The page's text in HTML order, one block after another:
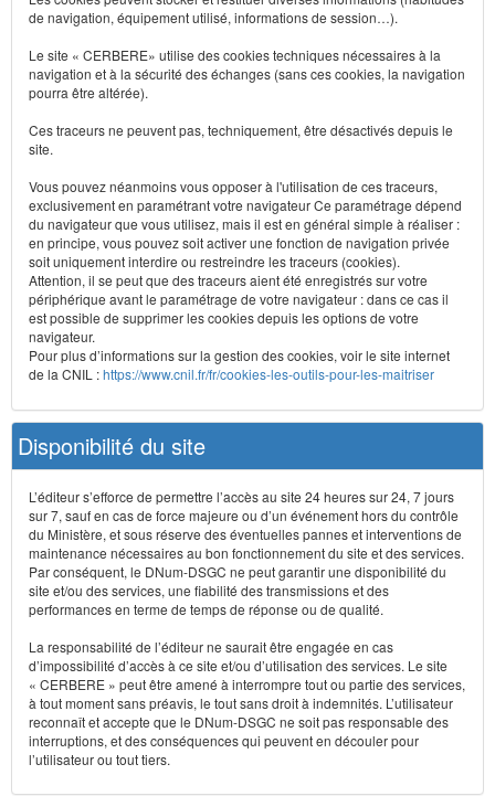
de navigation, équipement utilisé, informations de session…).
Le site « CERBERE» utilise des cookies techniques nécessaires à la
navigation et à la sécurité des échanges (sans ces cookies, la navigation
pourra être altérée).
Ces traceurs ne peuvent pas, techniquement, être désactivés depuis le
site.
Vous pouvez néanmoins vous opposer à l'utilisation de ces traceurs,
exclusivement en paramétrant votre navigateur Ce paramétrage dépend
du navigateur que vous utilisez, mais il est en général simple à réaliser :
en principe, vous pouvez soit activer une fonction de navigation privée
soit uniquement interdire ou restreindre les traceurs (cookies).
Attention, il se peut que des traceurs aient été enregistrés sur votre
périphérique avant le paramétrage de votre navigateur : dans ce cas il
est possible de supprimer les cookies depuis les options de votre
navigateur.
Pour plus d’informations sur la gestion des cookies, voir le site internet
de la CNIL :https://www.cnil.fr/fr/cookies-les-outils-pour-les-maitriser
Disponibilité du site
L’éditeur s’efforce de permettre l’accès au site 24 heures sur 24, 7 jours
sur 7, sauf en cas de force majeure ou d’un événement hors du contrôle
du Ministère, et sous réserve des éventuelles pannes et interventions de
maintenance nécessaires au bon fonctionnement du site et des services.
Par conséquent, le DNum-DSGC ne peut garantir une disponibilité du
site et/ou des services, une fiabilité des transmissions et des
performances en terme de temps de réponse ou de qualité.
La responsabilité de l’éditeur ne saurait être engagée en cas
d’impossibilité d’accès à ce site et/ou d’utilisation des services. Le site
« CERBERE » peut être amené à interrompre tout ou partie des services,
à tout moment sans préavis, le tout sans droit à indemnités. L’utilisateur
reconnaît et accepte que le DNum-DSGC ne soit pas responsable des
interruptions, et des conséquences qui peuvent en découler pour
l’utilisateur ou tout tiers.